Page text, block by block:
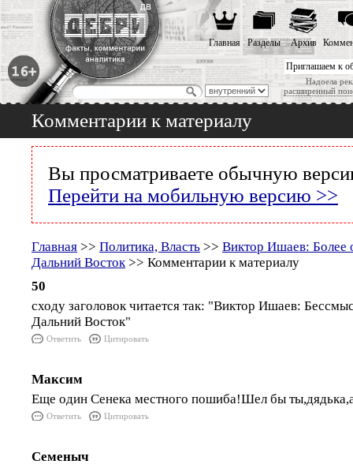
Приглашаем к
Надоела
расширенный
Главная Разделы Архив
Комментарии к материалу
Вы просматриваете обычную
Перейти на мобильную версию >>
Главная >> Политика, Власть >> Виктор Ишаев: Более
Дальний Восток>> Комментарии к материалу
50
сходу заголовок читается так: "Виктор Ишаев:
Дальний Восток"
Ответить Цитировать
Максим
Еще один Сенека местного пошиба!Шел бы
Ответить Цитировать
Семеныч